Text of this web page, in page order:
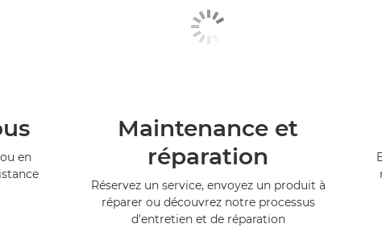
en
Maintenance et
réparation
Réservez un service, envoyez un produit à
réparer ou découvrez notre processus
d'entretien et de réparation